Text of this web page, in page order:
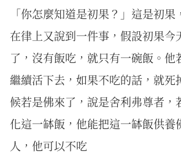
「你怎麼知道是初果？」這是初
在律上又說到一件事，假設初果今
了，沒有飯吃，就只有一碗飯。他
繼續活下去，如果不吃的話，就死
候若是佛來了，說是舍利弗尊者，
化這一缽飯，他能把這一缽飯供養
人，他可以不吃